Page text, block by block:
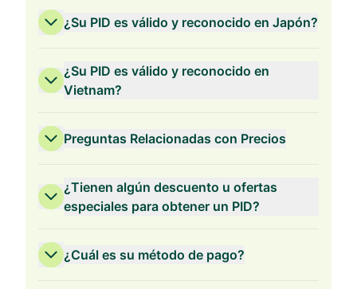
¿Su PID es válido y reconocido en Japón?
¿Su PID es válido y reconocido en
Vietnam?
Preguntas Relacionadas con Precios
Validez de 3 Años
¿Tienen algún descuento u ofertas
especiales para obtener un PID?
¿Cuál es su método de pago?